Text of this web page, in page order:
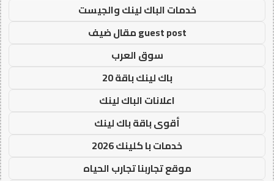
خدمات الباك لينك والجيست
guest post مقال ضيف
سوق العرب
باك لينك باقة 20
اعلانات الباك لينك
أقوى باقة باك لينك
خدمات با كلينك 2026
موقع تجاربنا تجارب الحياه